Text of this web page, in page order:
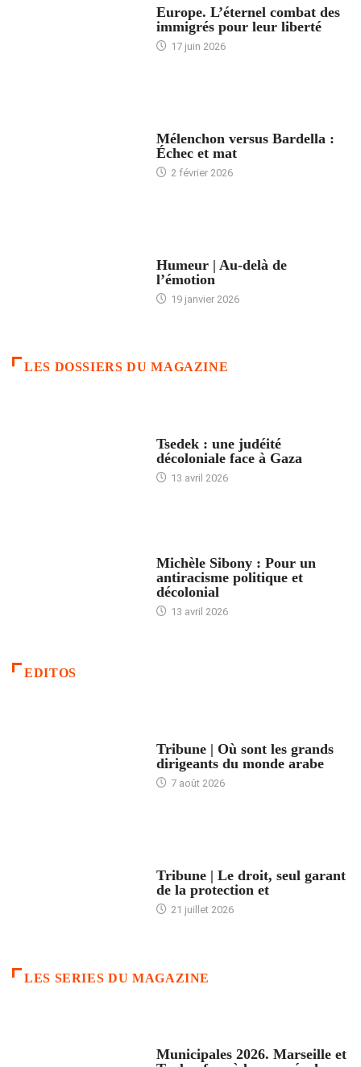
Europe. L’éternel combat des
immigrés pour leur liberté
17 juin 2026
Mélenchon versus Bardella :
Échec et mat
2 février 2026
Humeur | Au-delà de
l’émotion
19 janvier 2026
LES DOSSIERS DU MAGAZINE
Tsedek : une judéité
décoloniale face à Gaza
13 avril 2026
Michèle Sibony : Pour un
antiracisme politique et
décolonial
13 avril 2026
EDITOS
Tribune | Où sont les grands
dirigeants du monde arabe
7 août 2026
Tribune | Le droit, seul garant
de la protection et
21 juillet 2026
LES SERIES DU MAGAZINE
Municipales 2026. Marseille et